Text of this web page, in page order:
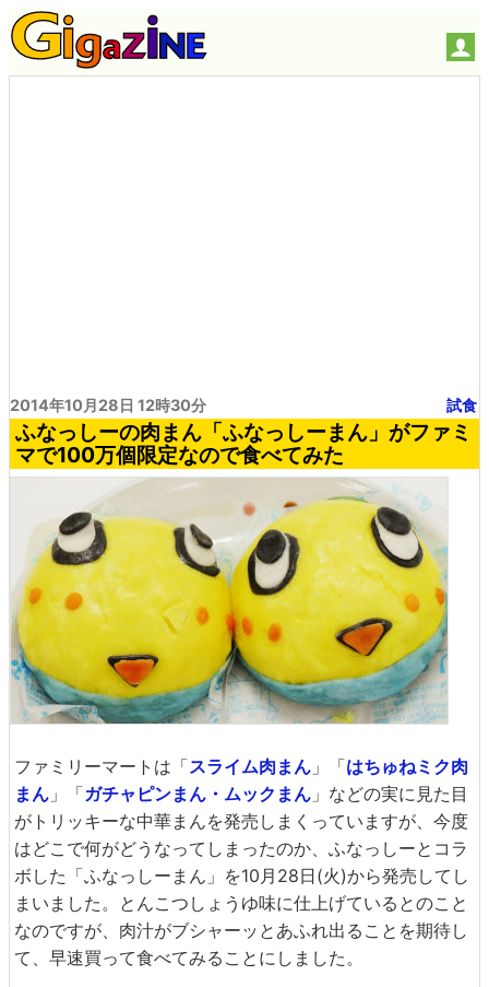
2014年10月28日 12時30分 試食
ふなっしーの肉まん「ふなっしーまん」がファミ
マで100万個限定なので食べてみた
ファミリーマートは「スライム肉まん 」「はちゅねミク肉
まん 」「ガチャピンまん・ムックまん 」などの実に見た目
がトリッキーな中華まんを発売しまくっていますが、今度
はどこで何がどうなってしまったのか、ふなっしーとコラ
ボした「ふなっしーまん」を10月28日(火)から発売してし
まいました。とんこつしょうゆ味に仕上げているとのこと
なのですが、肉汁がブシャーッとあふれ出ることを期待し
て、早速買って食べてみることにしました。